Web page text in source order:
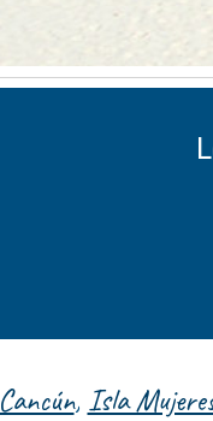
Cancún, Isla